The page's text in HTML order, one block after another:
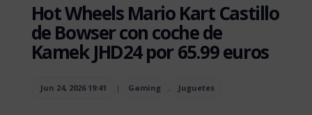
Hot Wheels Mario Kart Castillo
de Bowser con coche de
Kamek JHD24 por 65.99 euros
Jun 24, 2026 19:41 | Gaming , Juguetes